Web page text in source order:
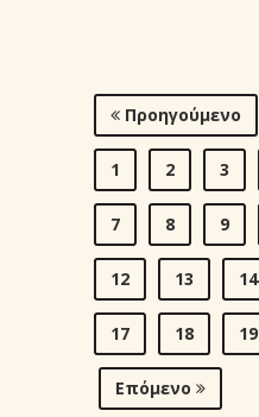
Προηγούμενο
1 2 3
7 8 9
12 13 14
17 18 19
Επόμενο